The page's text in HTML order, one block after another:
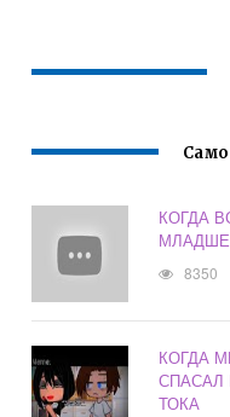
КОГДА
МЛАДШЕ
8350
КОГДА
СПАСАЛ
ТОКА